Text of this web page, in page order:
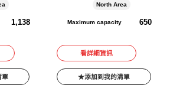
1,138
單
North Area
Maximum capacity 650
看詳細資訊
添加到我的清單